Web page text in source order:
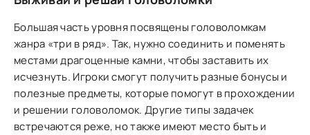
Большая часть уровня посвящены головоломкам
жанра «три в ряд». Так, нужно соединить и поменять
местами драгоценные камни, чтобы заставить их
исчезнуть. Игроки смогут получить разные бонусы и
полезные предметы, которые помогут в прохождении
и решении головоломок. Другие типы задачек
встречаются реже, но также имеют место быть и